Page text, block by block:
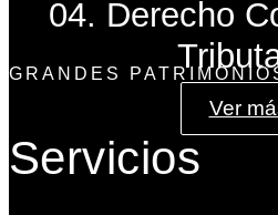
04. Derecho
Ver
GRANDES
Servicios